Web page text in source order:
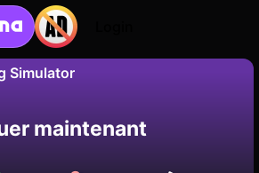
Simulator
!
Non Enregistrer
maintenant